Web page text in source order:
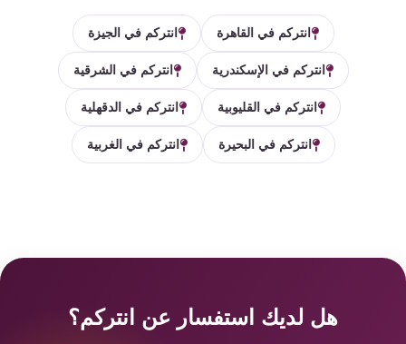
انتركم في القاهرة انتركم في الجيزة
انتركم في الإسكندرية انتركم في الشرقية
انتركم في القليوبية انتركم في الدقهلية
انتركم في البحيرة انتركم في الغربية
هل لديك استفسار عن انتركم؟